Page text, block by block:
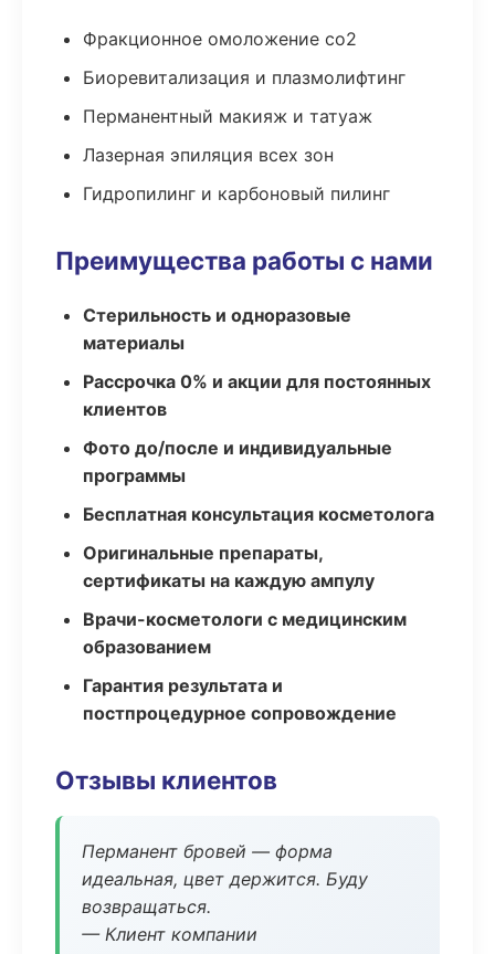
Фракционное омоложение co2
Биоревитализация и плазмолифтинг
Перманентный макияж и татуаж
Лазерная эпиляция всех зон
Гидропилинг и карбоновый пилинг
Преимущества работы с нами
Стерильность и одноразовые
материалы
Рассрочка 0% и акции для постоянных
клиентов
Фото до/после и индивидуальные
программы
Бесплатная консультация косметолога
Оригинальные препараты,
сертификаты на каждую ампулу
Врачи-косметологи с медицинским
образованием
Гарантия результата и
постпроцедурное сопровождение
Отзывы клиентов
Перманент бровей — форма
идеальная, цвет держится. Буду
возвращаться.
— Клиент компании